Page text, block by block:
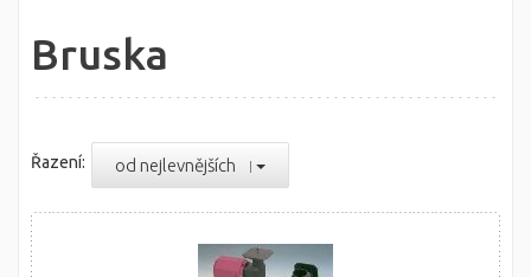
Bruska
Řazení: od nejlevnějších